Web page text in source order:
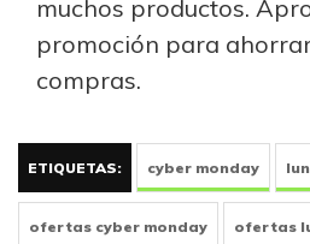
muchos productos.
promoción para
compras.
ETIQUETAS: cyber monday
ofertas cyber monday ofertas